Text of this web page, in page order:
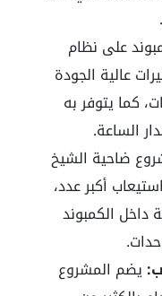
على نظام
عالية الجودة
كما يتوفر به
الساعة.
ضاحية الشيخ
أكبر عدد،
داخل الكمبوند
يضم المشروع